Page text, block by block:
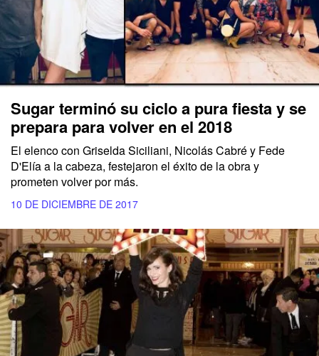
Sugar terminó su ciclo a pura fiesta y se
prepara para volver en el 2018
El elenco con Griselda Siciliani, Nicolás Cabré y Fede
D'Elía a la cabeza, festejaron el éxito de la obra y
prometen volver por más.
10 DE DICIEMBRE DE 2017